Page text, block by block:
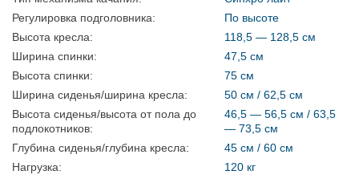
Регулировка подголовника:
По высоте
Высота кресла:
118,5 — 128,5 см
Ширина спинки:
47,5 см
Высота спинки:
75 см
Ширина сиденья/ширина кресла:
50 см / 62,5 см
Высота сиденья/высота от пола до
подлокотников:
46,5 — 56,5 см / 63,5
— 73,5 см
Глубина сиденья/глубина кресла:
45 см / 60 см
Нагрузка:
120 кг